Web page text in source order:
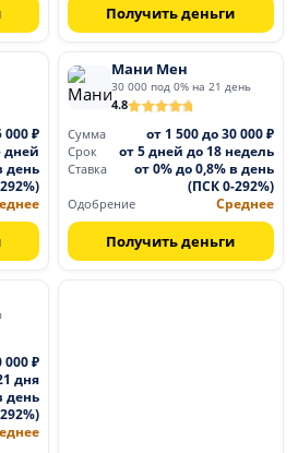
Получить деньги
000 ₽
дней
день
Мани Мен
30 000 под 0% на 21 день
4.8
Сумма
от 1 500 до 30 000 ₽
Срок от 5 дней до 18 недель
Ставка
от 0% до 0,8% в день
(ПСК 0-292%)
Одобрение Среднее
Получить деньги
000 ₽
дня
день